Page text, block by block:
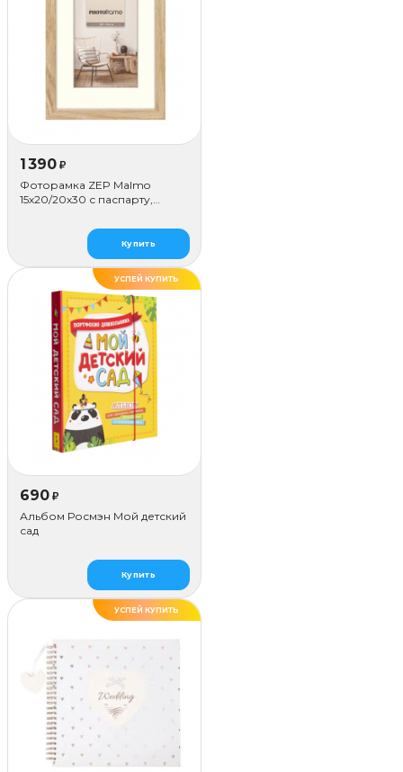
1 390 ₽
Фоторамка ZEP Malmo
15х20/20х30 с паспарту,
Купить
УСПЕЙ КУПИТЬ
690 ₽
Альбом Росмэн Мой детский
сад
Купить
УСПЕЙ КУПИТЬ